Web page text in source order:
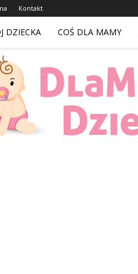
Kontakt
DZIECKA COŚ DLA MAMY